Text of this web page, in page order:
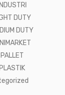
DUTY
DUTY